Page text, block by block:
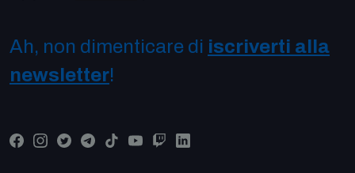
Ah, non dimenticare di iscriverti alla
newsletter!